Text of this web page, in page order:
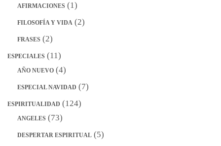
AFIRMACIONES (1)
FILOSOFÍA Y VIDA (2)
FRASES (2)
ESPECIALES (11)
AÑO NUEVO (4)
ESPECIAL NAVIDAD (7)
ESPIRITUALIDAD (124)
ANGELES (73)
DESPERTAR ESPIRITUAL (5)